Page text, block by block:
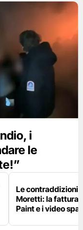
i
le
Le contraddizioni
Moretti: la fattura
Paint e i video